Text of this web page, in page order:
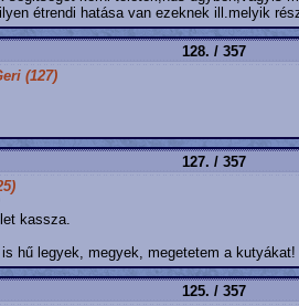
étrendi hatása van ezeknek ill.melyik
128. / 357
(127)
127. / 357
kassza.
hű legyek, megyek, megetetem a kutyákat!
125. / 357